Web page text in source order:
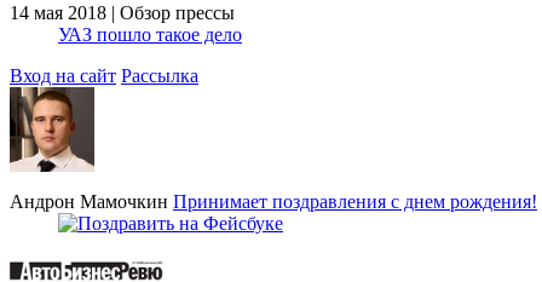
14 мая 2018 | Обзор прессы
УАЗ пошло такое дело
Вход на сайт Рассылка
Андрон Мамочкин Принимает поздравления с днем рождения!